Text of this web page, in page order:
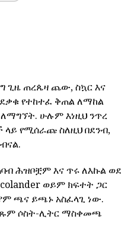
ጊዜ ጠረጴዛ ጨው, ስኳር እና
የተከተፈ ቅጠል ለማከል
ሁሉም እነዚህ ንጥረ
የሚሰራጩ ስለዚህ በደንብ,
ሕዝቦቿም እና ጥሩ ለእኩል ወደ
ወይም ክፍተት ጋር
ጫና ይጫኑ አስፈላጊ ነው.
ሶስት-ሊትር ማስቀመጫ